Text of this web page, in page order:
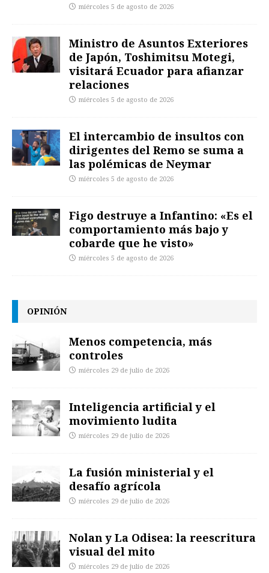
miércoles 5 de agosto de 2026
Ministro de Asuntos Exteriores
de Japón, Toshimitsu Motegi,
visitará Ecuador para afianzar
relaciones
miércoles 5 de agosto de 2026
El intercambio de insultos con
dirigentes del Remo se suma a
las polémicas de Neymar
miércoles 5 de agosto de 2026
Figo destruye a Infantino: «Es el
comportamiento más bajo y
cobarde que he visto»
miércoles 5 de agosto de 2026
OPINIÓN
Menos competencia, más
controles
miércoles 29 de julio de 2026
Inteligencia artificial y el
movimiento ludita
miércoles 29 de julio de 2026
La fusión ministerial y el
desafío agrícola
miércoles 29 de julio de 2026
Nolan y La Odisea: la reescritura
visual del mito
miércoles 29 de julio de 2026